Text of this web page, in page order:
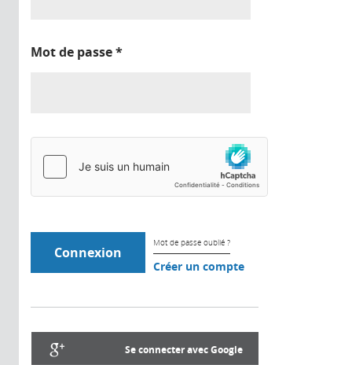
Mot de passe*
Mot de passe oublié ?
Créer un compte
Se connecter avec Google